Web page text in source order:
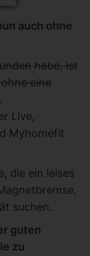
auch ohne
habe, ist
eine
Live,
Myhomefit
die ein leises
suchen.
guten
zu